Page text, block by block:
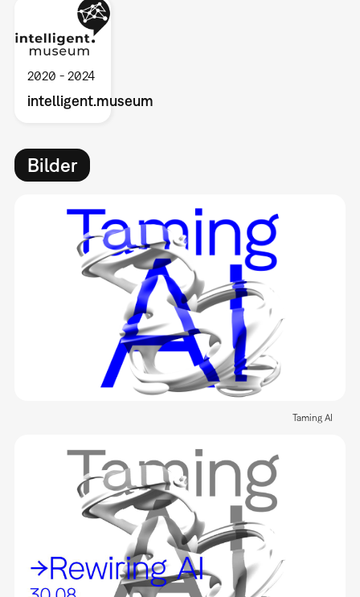
2020 2024
intelligent.museum
Bilder
Taming AI